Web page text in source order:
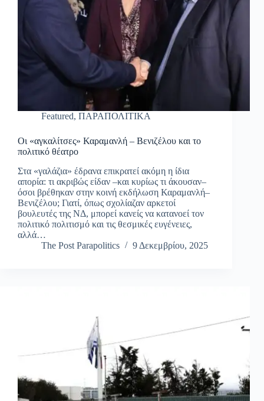
Featured, ΠΑΡΑΠΟΛΙΤΙΚΑ
Οι «αγκαλίτσες» Καραμανλή – Βενιζέλου και το
πολιτικό θέατρο
Στα «γαλάζια» έδρανα επικρατεί ακόμη η ίδια
απορία: τι ακριβώς είδαν –και κυρίως τι άκουσαν–
όσοι βρέθηκαν στην κοινή εκδήλωση Καραμανλή–
Βενιζέλου; Γιατί, όπως σχολίαζαν αρκετοί
βουλευτές της ΝΔ, μπορεί κανείς να κατανοεί τον
πολιτικό πολιτισμό και τις θεσμικές ευγένειες,
αλλά…
The Post Parapolitics
9 Δεκεμβρίου, 2025